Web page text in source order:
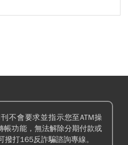
不會要求並指示您至ATM操
帳功能，無法解除分期付款或
撥打165反詐騙諮詢專線。